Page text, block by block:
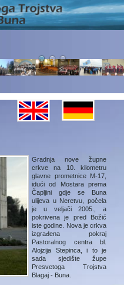
Gradnja nove župne
crkve na 10. kilometru
glavne prometnice M-17,
idući od Mostara prema
Čapljini gdje se Buna
ulijeva u Neretvu, počela
je u veljači 2005., a
pokrivena je pred Božić
iste godine. Nova je crkva
izgrađena pokraj
Pastoralnog centra bl.
Alojzija Stepinca, i to je
sada sjedište župe
Presvetoga Trojstva
Blagaj - Buna.